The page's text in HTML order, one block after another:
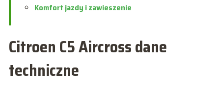
Komfort jazdy i zawieszenie
Citroen C5 Aircross dane
techniczne